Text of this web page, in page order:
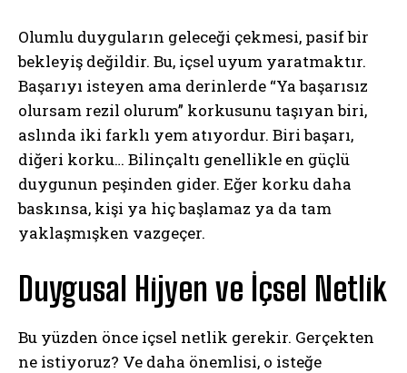
Olumlu duyguların geleceği çekmesi, pasif bir
bekleyiş değildir. Bu, içsel uyum yaratmaktır.
Başarıyı isteyen ama derinlerde “Ya başarısız
olursam rezil olurum” korkusunu taşıyan biri,
aslında iki farklı yem atıyordur. Biri başarı,
diğeri korku… Bilinçaltı genellikle en güçlü
duygunun peşinden gider. Eğer korku daha
baskınsa, kişi ya hiç başlamaz ya da tam
yaklaşmışken vazgeçer.
Duygusal Hijyen ve İçsel Netlik
Bu yüzden önce içsel netlik gerekir. Gerçekten
ne istiyoruz? Ve daha önemlisi, o isteğe